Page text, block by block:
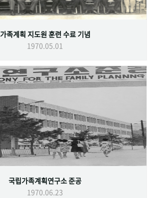
가족계획 지도원 훈련 수료 기념
1970.05.01
국립가족계획연구소 준공
1970.06.23